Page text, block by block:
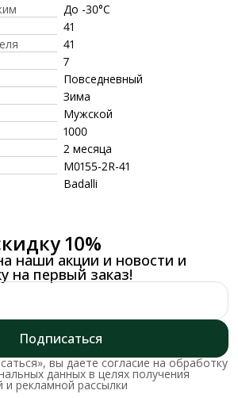
До -30°C
41
41
7
Повседневный
Зима
Мужской
1000
2 месяца
M0155-2R-41
Badalli
10%
наши акции и новости и
на первый заказ!
Подписаться
вы даете согласие на обработку
данных в целях получения
рекламной рассылки